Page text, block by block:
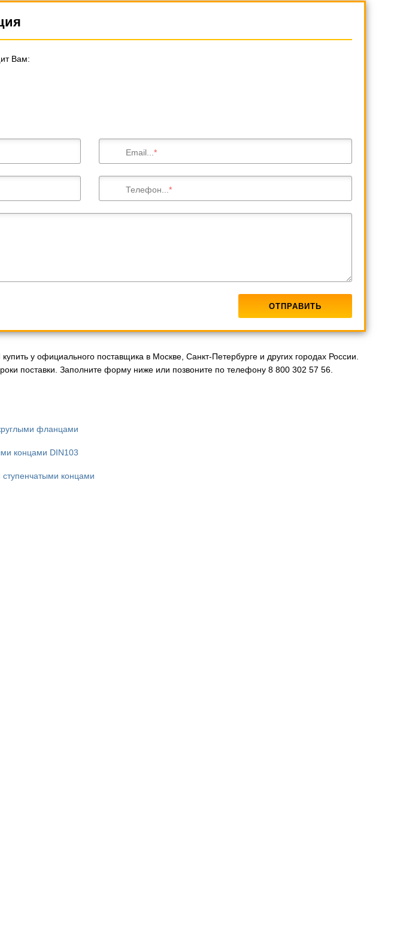
Вам:
Email...
Телефон...
у официального поставщика в Москве, Санкт-Петербурге и других городах России.
поставки. Заполните форму ниже или позвоните по телефону 8 800 302 57 56.
фланцами
концами DIN103
концами